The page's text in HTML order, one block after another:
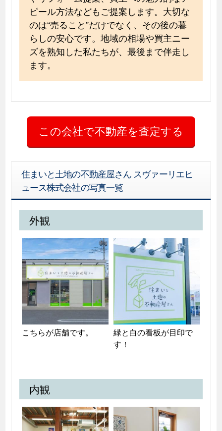
ピール方法などもご提案します。大切な
のは“売ること”だけでなく、その後の暮
らしの安心です。地域の相場や買主ニー
ズを熟知した私たちが、最後まで伴走し
ます。
住まいと土地の不動産屋さん スヴァーリエヒ
ュース株式会社の写真一覧
外観
こちらが店舗です。
緑と白の看板が目印で
す！
内観